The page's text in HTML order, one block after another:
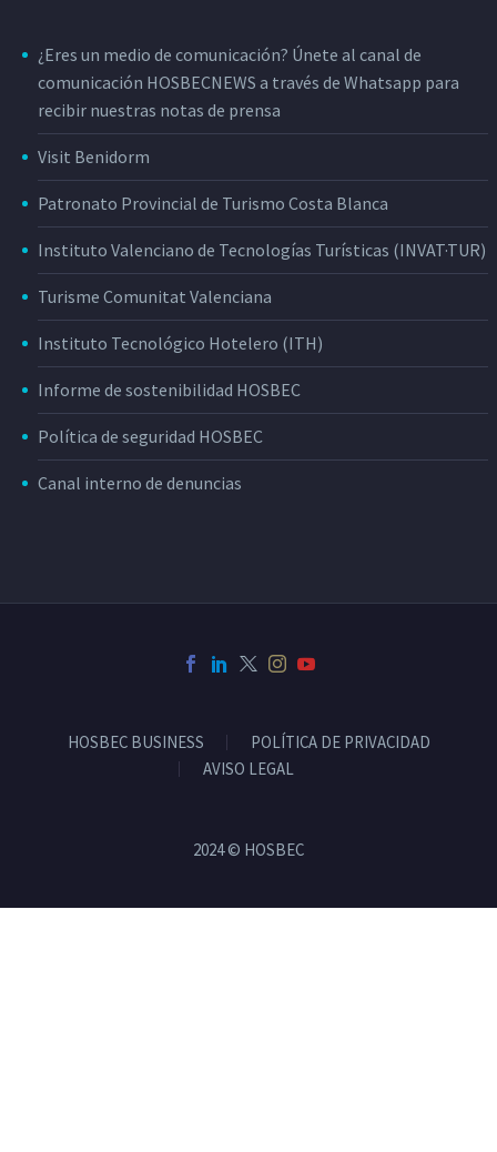
¿Eres un medio de comunicación? Únete al canal de
comunicación HOSBECNEWS a través de Whatsapp para
recibir nuestras notas de prensa
Visit Benidorm
Patronato Provincial de Turismo Costa Blanca
Instituto Valenciano de Tecnologías Turísticas (INVAT·TUR)
Turisme Comunitat Valenciana
Instituto Tecnológico Hotelero (ITH)
Informe de sostenibilidad HOSBEC
Política de seguridad HOSBEC
Canal interno de denuncias
HOSBEC BUSINESS
POLÍTICA DE PRIVACIDAD
AVISO LEGAL
2024 © HOSBEC